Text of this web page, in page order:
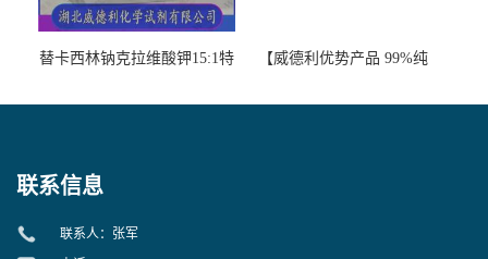
替卡西林钠克拉维酸钾15:1特
【威德利优势产品 99%纯
联系信息
联系人：张军